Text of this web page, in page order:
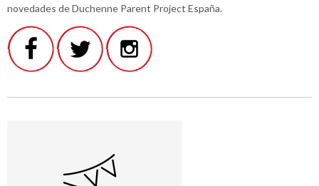
novedades de Duchenne Parent Project España.